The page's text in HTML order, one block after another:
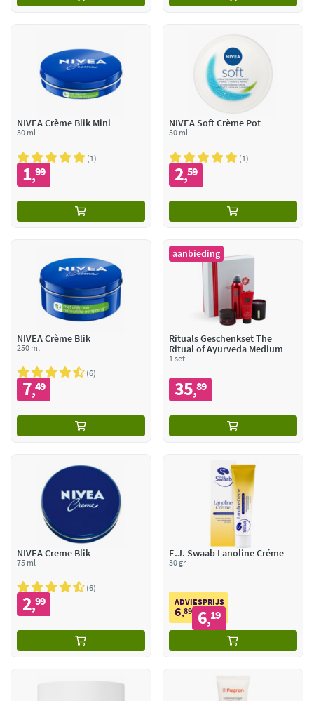
NIVEA Crème Blik Mini
30 ml
1
1,99
NIVEA Soft Crème Pot
50 ml
1
2,59
NIVEA Crème Blik
250 ml
6
7,49
aanbieding
Rituals Geschenkset The
Ritual of Ayurveda Medium
1 set
35,89
NIVEA Creme Blik
75 ml
6
2,99
E.J. Swaab Lanoline Créme
30 gr
ADVIESPRIJS
6,89 6,19